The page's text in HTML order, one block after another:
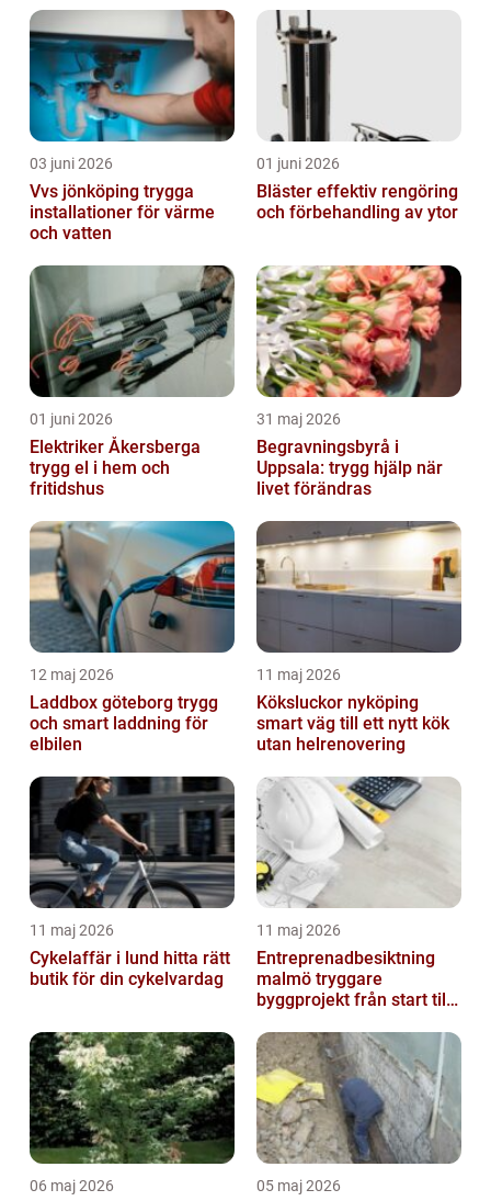
03 juni 2026
Vvs jönköping trygga
installationer för värme
och vatten
01 juni 2026
Bläster effektiv rengöring
och förbehandling av ytor
01 juni 2026
Elektriker Åkersberga
trygg el i hem och
fritidshus
31 maj 2026
Begravningsbyrå i
Uppsala: trygg hjälp när
livet förändras
12 maj 2026
Laddbox göteborg trygg
och smart laddning för
elbilen
11 maj 2026
Köksluckor nyköping
smart väg till ett nytt kök
utan helrenovering
11 maj 2026
Cykelaffär i lund hitta rätt
butik för din cykelvardag
11 maj 2026
Entreprenadbesiktning
malmö tryggare
byggprojekt från start till
06 maj 2026 05 maj 2026